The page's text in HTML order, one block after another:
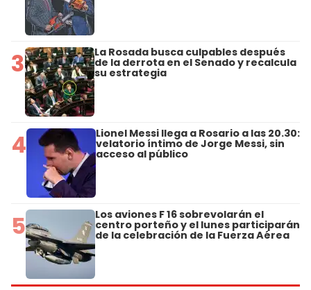
3 La Rosada busca culpables después
de la derrota en el Senado y recalcula
su estrategia
4 Lionel Messi llega a Rosario a las 20.30:
velatorio íntimo de Jorge Messi, sin
acceso al público
5 Los aviones F 16 sobrevolarán el
centro porteño y el lunes participarán
de la celebración de la Fuerza Aérea